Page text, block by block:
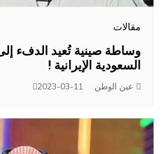
مقالات
وساطة صينية تُعيد الدفء
السعودية الإيرانية !
عين الوطن 2023-03-11